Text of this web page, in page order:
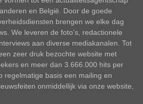
en België. Door de goede
brengen we elke dag
We leveren de foto’s, redactionele
aan diverse mediakanalen. Tot
zeer druk bezochte website met
en meer dan 3.666.000 hits per
regelmatige basis een mailing en
onmiddellijk via onze website,